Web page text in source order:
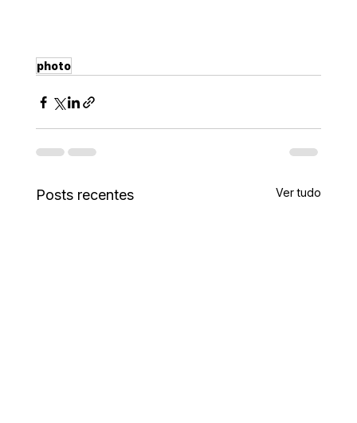
photo
Posts recentes Ver tudo